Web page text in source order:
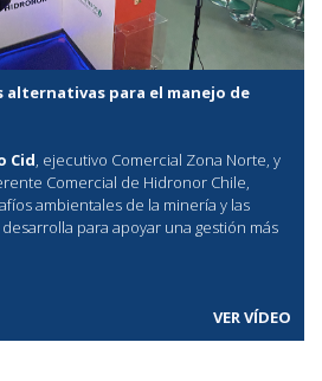
para el manejo de
Cid, ejecutivo Comercial Zona Norte, y
Comercial de Hidronor Chile,
ambientales de la minería y las
para apoyar una gestión más
VER VÍDEO